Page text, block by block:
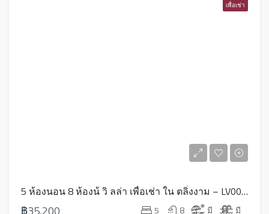
เพื่อเช่า
5 ห้องนอน 8 ห้องน้ วิ ลล่า เพื่อเช่า ใน ตลิ่งงาม – LV0002
฿35,200 5 8 มี มี